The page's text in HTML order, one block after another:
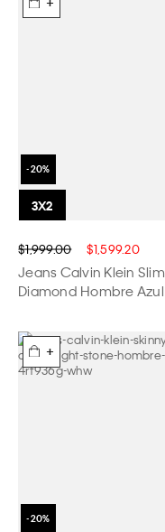
$1,999.00 $1,599.20
Jeans Calvin Klein Slim
Diamond Hombre Azul
+